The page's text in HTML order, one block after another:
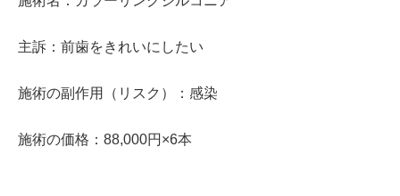
主訴：前歯をきれいにしたい
施術の副作用（リスク）：感染
施術の価格：88,000円×6本